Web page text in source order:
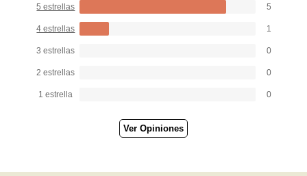
5 estrellas 5
4 estrellas 1
3 estrellas 0
2 estrellas 0
1 estrella 0
Ver Opiniones